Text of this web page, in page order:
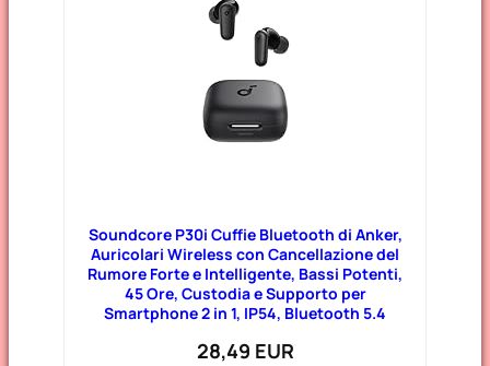
Soundcore P30i Cuffie Bluetooth di Anker,
Auricolari Wireless con Cancellazione del
Rumore Forte e Intelligente, Bassi Potenti,
45 Ore, Custodia e Supporto per
Smartphone 2 in 1, IP54, Bluetooth 5.4
28,49 EUR